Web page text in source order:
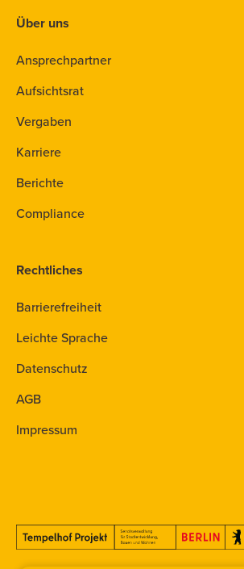
Über uns
Ansprechpartner
Aufsichtsrat
Vergaben
Karriere
Berichte
Compliance
Rechtliches
Barrierefreiheit
Leichte Sprache
Datenschutz
AGB
Impressum